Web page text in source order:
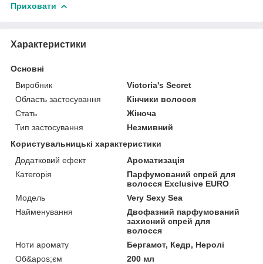
Приховати
Характеристики
Основні
Виробник
Victoria's Secret
Область застосування
Кінчики волосся
Стать
Жіноча
Тип застосування
Незмивний
Користувальницькі характеристики
Додатковий ефект
Ароматизація
Категорія
Парфумований спрей для
волосся Exclusive EURO
Мoдель
Very Sexy Sea
Найменування
Двофазний парфумований
захисний спрей для
волосся
Ноти аромату
Бергамот, Кедр, Неролі
Об&apos;єм
200 мл